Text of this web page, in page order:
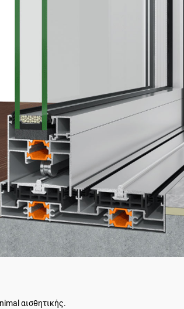
αισθητικής.